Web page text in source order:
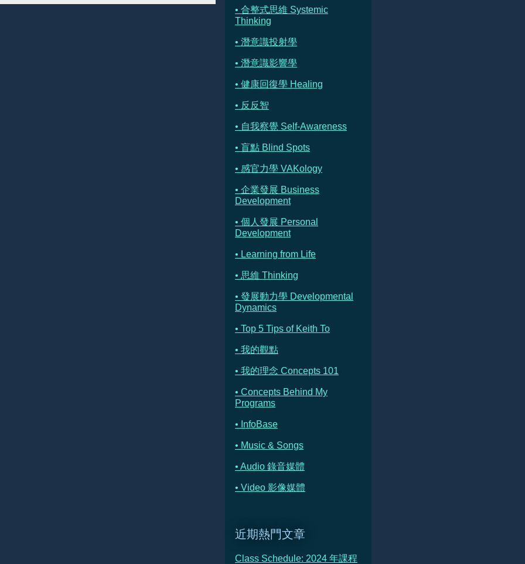
• 合整式思維 Systemic
Thinking
• 潛意識投射學
• 潛意識影響學
• 健康回復學 Healing
• 反反智
• 自我察覺 Self-Awareness
• 盲點 Blind Spots
• 感官力學 VAKology
• 企業發展 Business
Development
• 個人發展 Personal
Development
• Learning from Life
• 思維 Thinking
• 發展動力學 Developmental
Dynamics
• Top 5 Tips of Keith To
• 我的觀點
• 我的理念 Concepts 101
• Concepts Behind My
Programs
• InfoBase
• Music & Songs
• Audio 錄音媒體
• Video 影像媒體
近期熱門文章
Class Schedule: 2024 年課程